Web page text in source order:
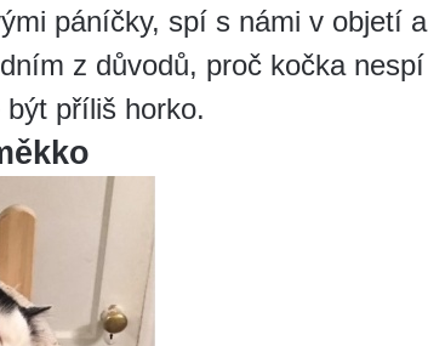
páníčky, spí s námi v objetí a
z důvodů, proč kočka nespí
příliš horko.